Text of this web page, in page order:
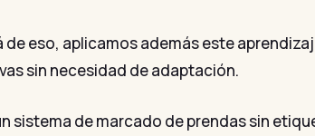
de eso, aplicamos además este
sin necesidad de adaptación.
sistema de marcado de prendas sin